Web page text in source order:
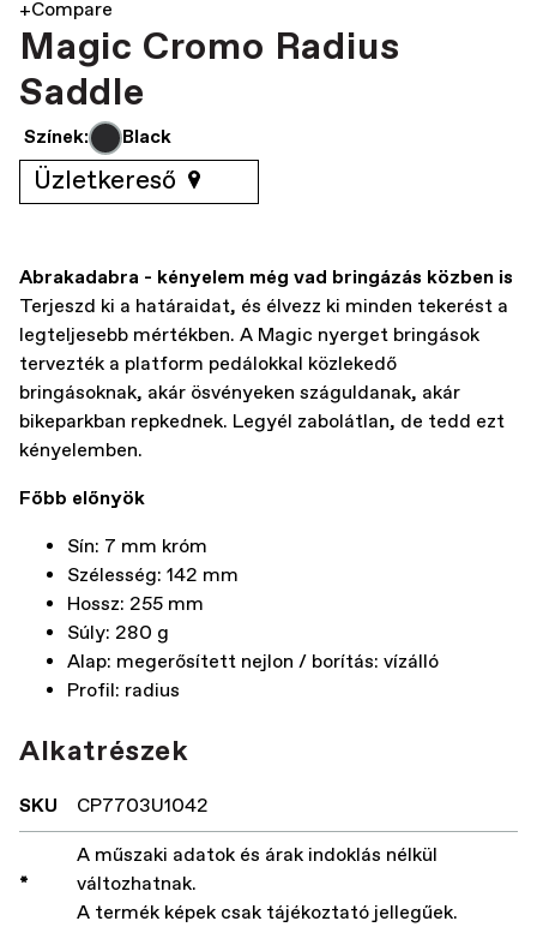
+Compare
Magic Cromo Radius
Saddle
Színek: Black
Üzletkereső
Abrakadabra - kényelem még vad bringázás közben is
Terjeszd ki a határaidat, és élvezz ki minden tekerést a
legteljesebb mértékben. A Magic nyerget bringások
tervezték a platform pedálokkal közlekedő
bringásoknak, akár ösvényeken száguldanak, akár
bikeparkban repkednek. Legyél zabolátlan, de tedd ezt
kényelemben.
Főbb előnyök
Sín: 7 mm króm
Szélesség: 142 mm
Hossz: 255 mm
Súly: 280 g
Alap: megerősített nejlon / borítás: vízálló
Profil: radius
Alkatrészek
SKU CP7703U1042
*
A műszaki adatok és árak indoklás nélkül
változhatnak.
A termék képek csak tájékoztató jellegűek.